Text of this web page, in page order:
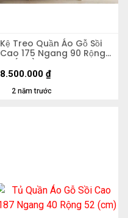
Kệ Treo Quần Áo Gỗ Sồi
Cao 175 Ngang 90 Rộng
50 (cm)
2 năm trước
8.500.000 ₫